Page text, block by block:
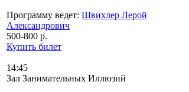
Программу ведет: Швихлер Лерой
Александрович
500-800 р.
Купить билет
14:45
Зал Занимательных Иллюзий